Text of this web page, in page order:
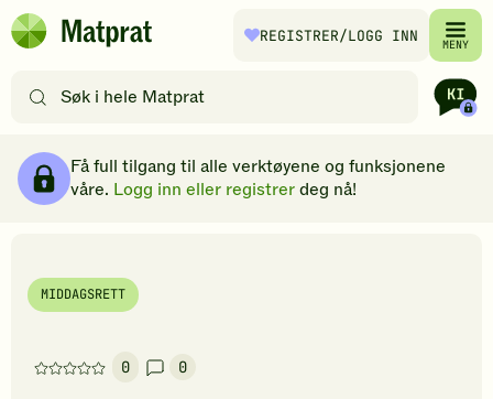
Hopp til hovedinnhold
Matprat
REGISTRER/LOGG INN MENY
etter
filtre
Få full tilgang til alle verktøyene og funksjonene
våre. Logg inn eller registrerdeg nå!
MIDDAGSRETT
0
Denne
0